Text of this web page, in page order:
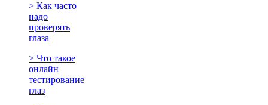
> Как часто
надо
проверять
глаза
> Что такое
онлайн
тестирование
глаз